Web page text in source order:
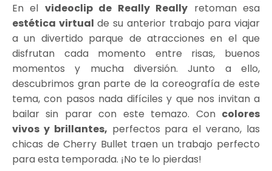
En el videoclip de Really Really retoman esa
estética virtual de su anterior trabajo para viajar
a un divertido parque de atracciones en el que
disfrutan cada momento entre risas, buenos
momentos y mucha diversión. Junto a ello,
descubrimos gran parte de la coreografía de este
tema, con pasos nada difíciles y que nos invitan a
bailar sin parar con este temazo. Con colores
vivos y brillantes, perfectos para el verano, las
chicas de Cherry Bullet traen un trabajo perfecto
para esta temporada. ¡No te lo pierdas!